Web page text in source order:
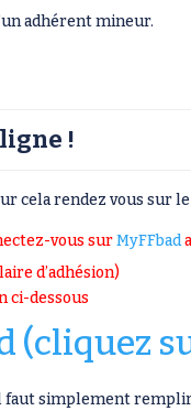
adhérent mineur.
!
cela rendez vous sur le
vous surMyFFbad
d’adhésion)
ci-dessous
(cliquez
faut simplement